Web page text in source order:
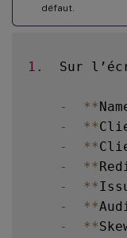
défaut.
1.
Sur
- **
-
**
-
**
-
**
-
**
-
**
-
**